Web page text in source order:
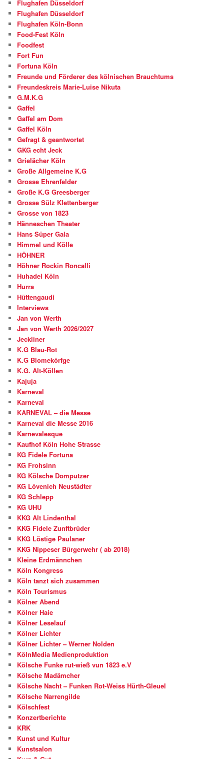
Flughafen Düsseldorf
Flughafen Düsseldorf
Flughafen Köln-Bonn
Food-Fest Köln
Foodfest
Fort Fun
Fortuna Köln
Freunde und Förderer des kölnischen Brauchtums
Freundeskreis Marie-Luise Nikuta
G.M.K.G
Gaffel
Gaffel am Dom
Gaffel Köln
Gefragt & geantwortet
GKG echt Jeck
Grielächer Köln
Große Allgemeine K.G
Grosse Ehrenfelder
Große K.G Greesberger
Grosse Sülz Klettenberger
Grosse von 1823
Hänneschen Theater
Hans Süper Gala
Himmel und Kölle
HÖHNER
Höhner Rockin Roncalli
Huhadel Köln
Hurra
Hüttengaudi
Interviews
Jan von Werth
Jan von Werth 2026/2027
Jeckliner
K.G Blau-Rot
K.G Blomekörfge
K.G. Alt-Köllen
Kajuja
Karneval
Karneval
KARNEVAL – die Messe
Karneval die Messe 2016
Karnevalesque
Kaufhof Köln Hohe Strasse
KG Fidele Fortuna
KG Frohsinn
KG Kölsche Domputzer
KG Lövenich Neustädter
KG Schlepp
KG UHU
KKG Alt Lindenthal
KKG Fidele Zunftbrüder
KKG Löstige Paulaner
KKG Nippeser Bürgerwehr ( ab 2018)
Kleine Erdmännchen
Köln Kongress
Köln tanzt sich zusammen
Köln Tourismus
Kölner Abend
Kölner Haie
Kölner Leselauf
Kölner Lichter
Kölner Lichter – Werner Nolden
KölnMedia Medienproduktion
Kölsche Funke rut-wieß vun 1823 e.V
Kölsche Madämcher
Kölsche Nacht – Funken Rot-Weiss Hürth-Gleuel
Kölsche Narrengilde
Kölschfest
Konzertberichte
KRK
Kunst und Kultur
Kunstsalon